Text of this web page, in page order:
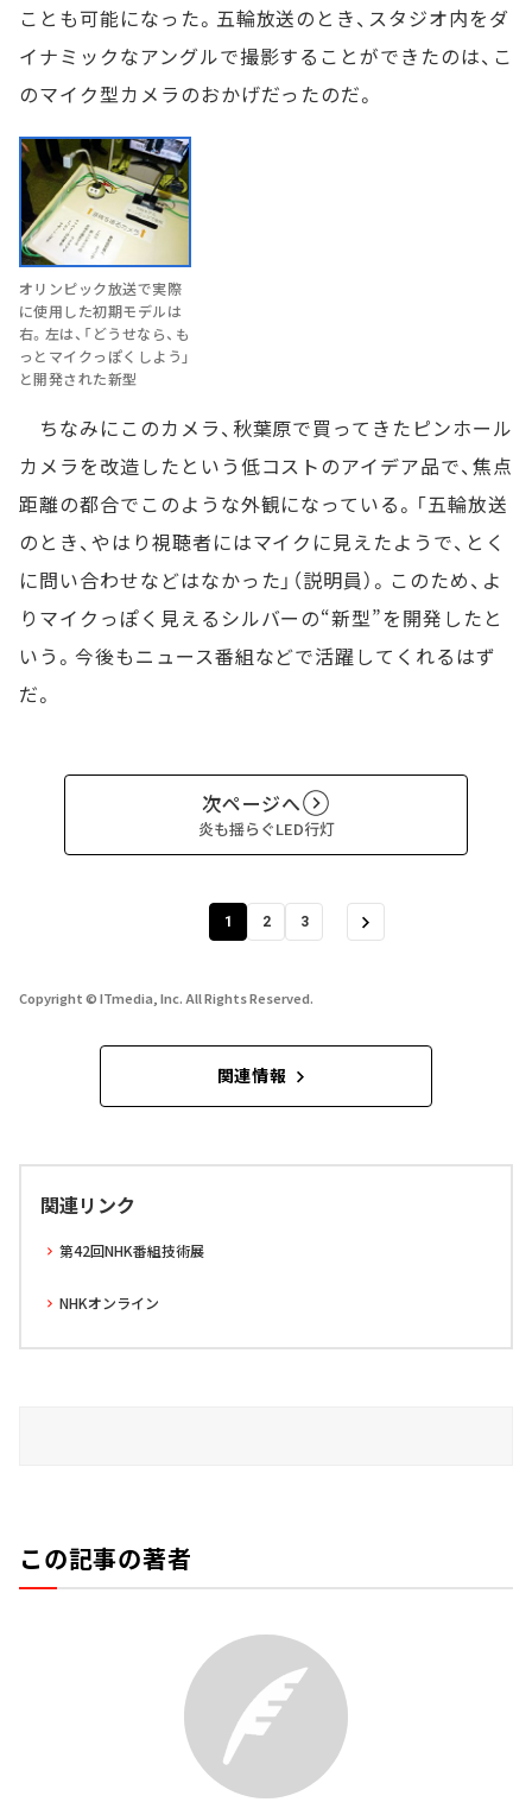
ことも可能になった。五輪放送のとき、スタジオ内をダ
イナミックなアングルで撮影することができたのは、こ
のマイク型カメラのおかげだったのだ。
オリンピック放送で実際
に使用した初期モデルは
右。左は、「どうせなら、も
っとマイクっぽくしよう」
と開発された新型
ちなみにこのカメラ、秋葉原で買ってきたピンホール
カメラを改造したという低コストのアイデア品で、焦点
距離の都合でこのような外観になっている。「五輪放送
のとき、やはり視聴者にはマイクに見えたようで、とく
に問い合わせなどはなかった」（説明員）。このため、よ
りマイクっぽく見えるシルバーの“新型”を開発したと
いう。今後もニュース番組などで活躍してくれるはず
だ。
次ページへ
炎も揺らぐLED行灯
1 2 3
Copyright © ITmedia, Inc. All Rights Reserved.
関連情報
関連リンク
第42回NHK番組技術展
NHKオンライン
この記事の著者